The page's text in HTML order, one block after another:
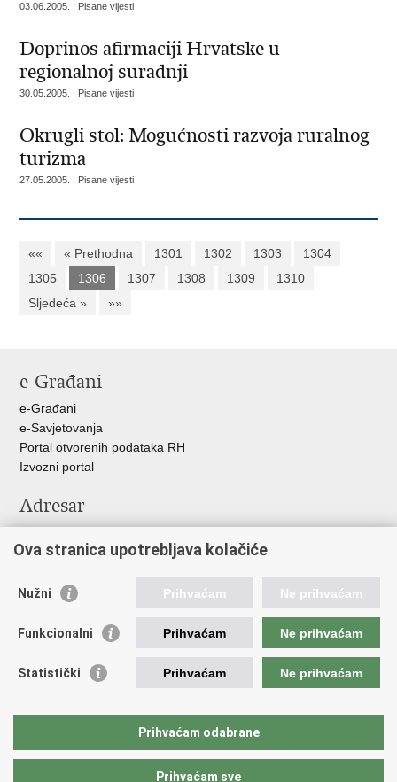
03.06.2005. | Pisane vijesti
Doprinos afirmaciji Hrvatske u
regionalnoj suradnji
30.05.2005. | Pisane vijesti
Okrugli stol: Mogućnosti razvoja ruralnog
turizma
27.05.2005. | Pisane vijesti
«« « Prethodna 1301 1302 1303
1304
1305
1306 1307 1308 1309
1310
Sljedeća »
»»
e-Građani
e-Građani
e-Savjetovanja
Portal otvorenih podataka RH
Izvozni portal
Adresar
Adresar tijela javne vlasti
Korisne poveznice
Vlada RH
Predsjednik RH
Pravobraniteljica za ravnopravnost spolova
Povjerenik za informiranje
Ova stranica upotrebljava kolačiće
Nužni Prihvaćam Ne prihvaćam
Funkcionalni Prihvaćam Ne prihvaćam
Statistički Prihvaćam Ne prihvaćam
Prihvaćam odabrane
Prihvaćam sve